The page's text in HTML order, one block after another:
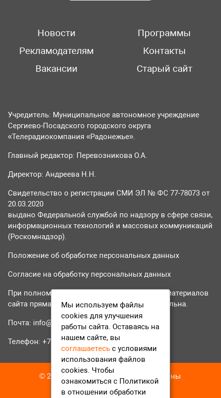
Новости
Программы
Рекламодателям
Контакты
Вакансии
Старый сайт
Учредитель: Муниципальное автономное учреждение
Сергиево-Посадского городского округа
«Телерадиокомпания «Радонежье».
Главный редактор: Перевозникова О.А.
Директор: Андреева Н.Н.
Свидетельство о регистрации СМИ ЭЛ № ФС 77-78073 от
20.03.2020
выдано Федеральной службой по надзору в сфере связи,
информационных технологий и массовых коммуникаций
(Роскомнадзор).
Положение об обработке персональных данных
Согласие на обработку персональных данных
При полном или частичном использовании материалов
сайта прямая гиперссылка на tvr24.tv обязательна.
Почта: info@tvr24.tv
Телефон: +7 (496) 551-04-95
© 2016-2023 ТВР24 Все права защищены
Мы используем файлы
cookies для улучшения
работы сайта. Оставаясь на
нашем сайте, вы
соглашаетесь с условиями
использования файлов
cookies. Чтобы
ознакомиться с Политикой
в отношении обработки